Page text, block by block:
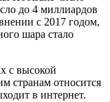
до 4 миллиардов
с 2017 годом,
шара стало
с высокой
странам относится
в интернет.